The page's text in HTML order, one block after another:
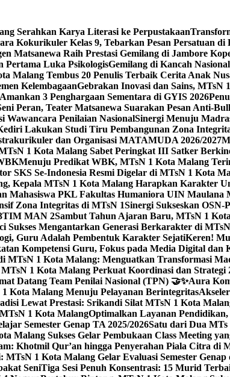
Serahkan Karya Literasi ke Perpustakaan
Kokurikuler Kelas 9, Tebarkan Pesan Persatuan di
Matsanewa Raih Prestasi Gemilang di Jambore
Pertama Luka PsikologisGemilang di Kancah
Malang Tembus 20 Penulis Terbaik Cerita Anak
KelembagaanGebrakan Inovasi dan Sains,
3 Penghargaan Sementara di GYIS 2026
Peran, Teater Matsanewa Suarakan Pesan Anti-
Penilaian NasionalSinergi Menuju
Lakukan Studi Tiru Pembangunan Zona
dan Organisasi MATAMUDA 2026/2027
1 Kota Malang Sabet Peringkat III Satker
Menuju Predikat WBK, MTsN 1 Kota Malang
SKS Se-Indonesia Resmi Digelar di MTsN 1 Kota
Kepala MTsN 1 Kota Malang Harapkan Karakter
Mahasiswa PKL Fakultas Humaniora UIN
Zona Integritas di MTsN 1Sinergi Sukseskan
MAN 2Sambut Tahun Ajaran Baru, MTsN 1
Sukses Mengantarkan Generasi Berkarakter di
Guru Adalah Pembentuk Karakter SejatiKeren!
Kompetensi Guru, Fokus pada Media Digital dan
1 Kota Malang: Menguatkan Transformasi
1 Kota Malang Perkuat Koordinasi dan Strategi
Datang Team Penilai Nasional (TPN) 🤝✨Aura
Kota Malang Menuju Pelayanan Berintegritas
Lewat Prestasi: Srikandi Silat MTsN 1 Kota
1 Kota MalangOptimalkan Layanan
Semester Genap TA 2025/2026Satu dari Dua
Malang Sukses Gelar Pembukaan Class Meeting
Khotmil Qur’an hingga Penyerahan Piala Citra di
MTsN 1 Kota Malang Gelar Evaluasi Semester
SeniTiga Sesi Penuh Konsentrasi: 15 Murid